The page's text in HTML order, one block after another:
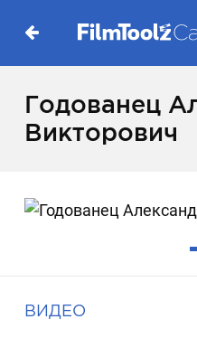
Годованец
Викторович
ВИДЕО